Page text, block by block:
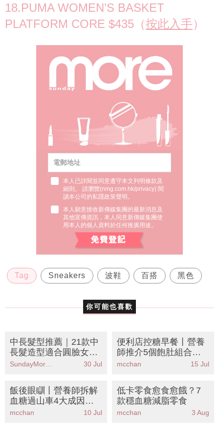
18.PUMA WOMEN’S BASKET
PLATFORM CORE $435（按此入手）
本人已詳閱並同意遵守本文列明條款及
細則。 請瀏覽(nmg.com.hk/privacy) 閱
讀本公司的私隱政策聲明。
本人願意接收新傳媒集團的最新消息及
其他宣傳資訊，本人同意新傳媒集團使
用本人的個人資料於任何推廣用途。
Tag Sneakers 波鞋 百搭 黑色
你可能也喜歡
中長髮型推薦｜21款中
長髮造型適合圓臉女
生！層次剪/俐落直髮/30 Jul
便利店控糖早餐丨營養
師推介5個飽肚組合！
告別飯氣攻心 踢走中央
mcchan 15 Jul
飯後眼瞓丨營養師拆解
血糖過山車4大成因！
公開穩糖瘦身餐單＋15
mcchan 10 Jul
低卡零食愈食愈餓？7
款穩血糖減脂零食
mcchan 3 Aug